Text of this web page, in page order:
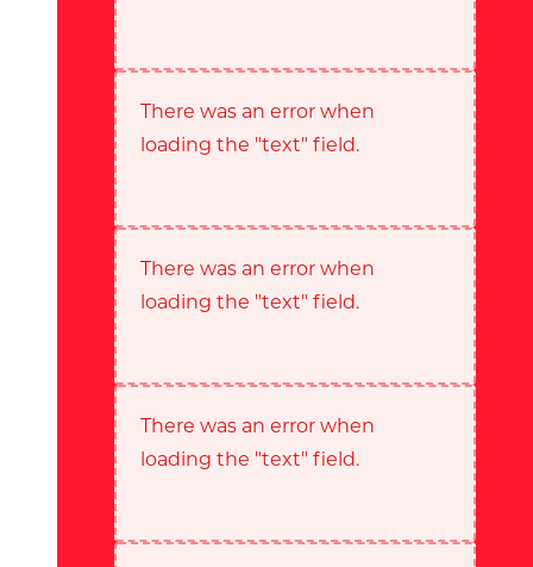
There was an error when
loading the "text" field.
There was an error when
loading the "text" field.
There was an error when
loading the "text" field.